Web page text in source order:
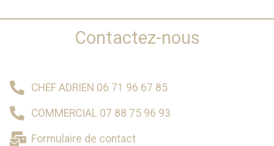
Contactez-nous
CHEF ADRIEN 06 71 96 67 85
COMMERCIAL 07 88 75 96 93
Formulaire de contact